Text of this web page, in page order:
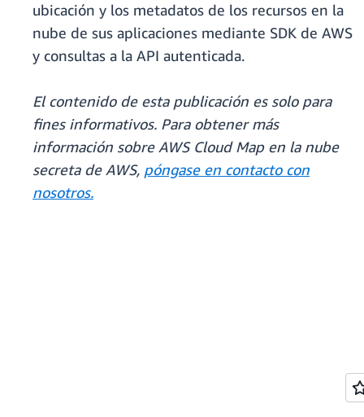
ubicación y los metadatos de los recursos en la
nube de sus aplicaciones mediante SDK de AWS
y consultas a la API autenticada.
El contenido de esta publicación es solo para
fines informativos. Para obtener más
información sobre AWS Cloud Map en la nube
secreta de AWS, póngase en contacto con
nosotros.